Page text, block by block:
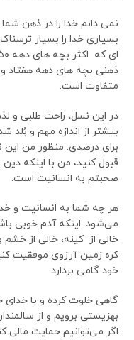
نمی دانم خدا را در ذهن
بسیاری خدا را بسیار
ذهنی بچه های دهه هفتاد
متفاوت است.
در این نسل، راحت طلبی و
بیشتر از اندازه مهم و بُلد
برای درصدی. منظور من این
قبول کنید، من با اینکه
صحبتم به انسانیت است.
هر چه شما به انسانیت و
می‌شود. اینکه آدم خوبی
خالی از کینه، خالی از خشم
کره زمین آرزوی موفقیت
خود گامی بردارد.
گاهی خلوت کرده و با
بهزیستی برویم و از
اگر می‌توانیم حمایت مالی